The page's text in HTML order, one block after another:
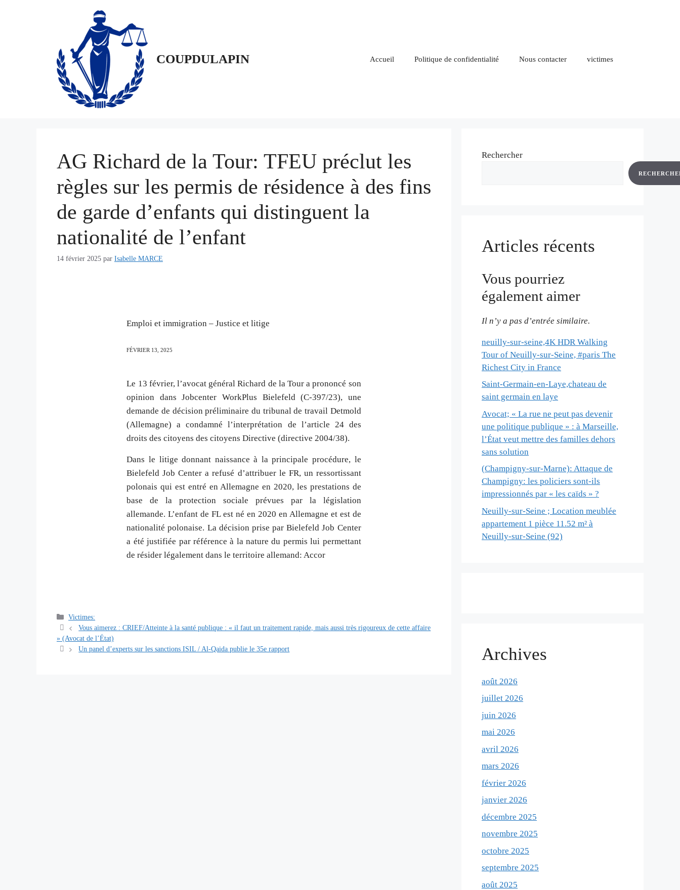
COUPDULAPIN Accueil Politique de confidentialité Nous contacter victimes
AG Richard de la Tour: TFEU préclut les
règles sur les permis de résidence à des fins
de garde d’enfants qui distinguent la
nationalité de l’enfant
14 février 2025 par Isabelle MARCE
Emploi et immigration – Justice et litige
FÉVRIER 13,2025
Le 13 février, l’avocat général Richard de la Tour a prononcé son
opinion dans Jobcenter WorkPlus Bielefeld (C-397/23), une
demande de décision préliminaire du tribunal de travail Detmold
(Allemagne) a condamné l’interprétation de l’article 24 des
droits des citoyens des citoyens Directive (directive 2004/38).
Dans le litige donnant naissance à la principale procédure, le
Bielefeld Job Center a refusé d’attribuer le FR, un ressortissant
polonais qui est entré en Allemagne en 2020, les prestations de
base de la protection sociale prévues par la législation
allemande. L’enfant de FL est né en 2020 en Allemagne et est de
nationalité polonaise. La décision prise par Bielefeld Job Center
a été justifiée par référence à la nature du permis lui permettant
de résider légalement dans le territoire allemand: Accor
Catégories
Victimes:
Navigation
des
articles
Vous aimerez : CRIEF/Atteinte à la santé publique : « il faut un traitement rapide, mais aussi très rigoureux de cette affaire
» (Avocat de l’État)
Un panel d’experts sur les sanctions ISIL / Al-Qaida publie le 35e rapport
Rechercher
Articles récents
Vous pourriez
également aimer
Il n’y a pas d’entrée similaire.
neuilly-sur-seine,4K HDR Walking
Tour of Neuilly-sur-Seine, #paris The
Richest City in France
Saint-Germain-en-Laye,chateau de
saint germain en laye
Avocat; « La rue ne peut pas devenir
une politique publique » : à Marseille,
l’État veut mettre des familles dehors
sans solution
(Champigny-sur-Marne): Attaque de
Champigny: les policiers sont-ils
impressionnés par « les caïds » ?
Neuilly-sur-Seine ; Location meublée
appartement 1 pièce 11.52 m² à
Neuilly-sur-Seine (92)
Archives
août 2026
juillet 2026
juin 2026
mai 2026
avril 2026
mars 2026
février 2026
janvier 2026
décembre 2025
novembre 2025
octobre 2025
septembre 2025
août 2025